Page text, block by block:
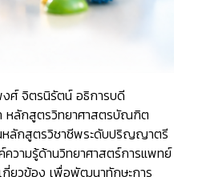
ศ์ จิตรนิรัตน์อธิการบดี
หลักสูตรวิทยาศาสตรบัณฑิต
หลักสูตรวิชาชีพระดับปริญญาตรี
วามรู้ด้านวิทยาศาสตร์การแพทย์
กี่ยวข้อง เพื่อพัฒนาทักษะการ